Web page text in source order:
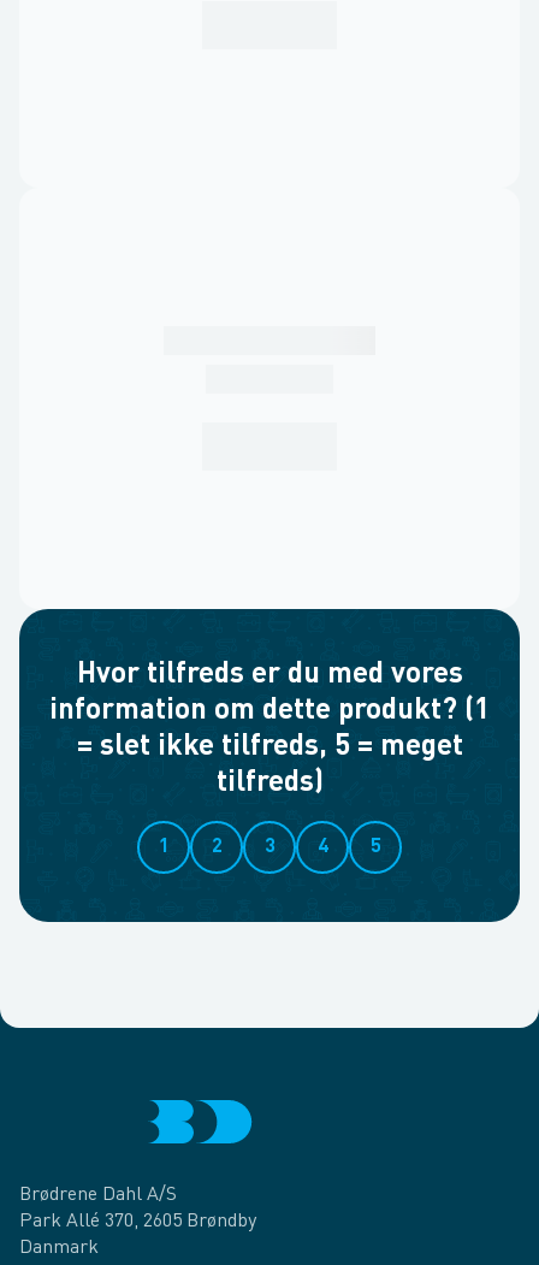
Hvor tilfreds er du med vores
information om dette produkt? (1
= slet ikke tilfreds, 5 = meget
tilfreds)
1 2 3 4 5
Brødrene Dahl A/S
Park Allé 370, 2605 Brøndby
Danmark